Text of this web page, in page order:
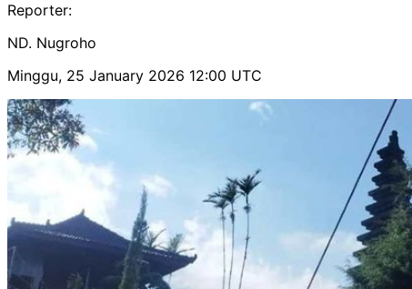
Reporter:
ND. Nugroho
Minggu, 25 January 2026 12:00 UTC